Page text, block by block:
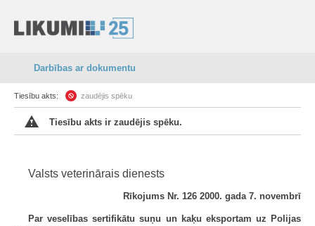
Darbības ar dokumentu
Tiesību akts: zaudējis spēku
Tiesību akts ir zaudējis spēku.
Valsts veterinārais dienests
Rīkojums Nr. 126 2000. gada 7. novembrī
Par veselības sertifikātu suņu un kaķu eksportam uz Polijas